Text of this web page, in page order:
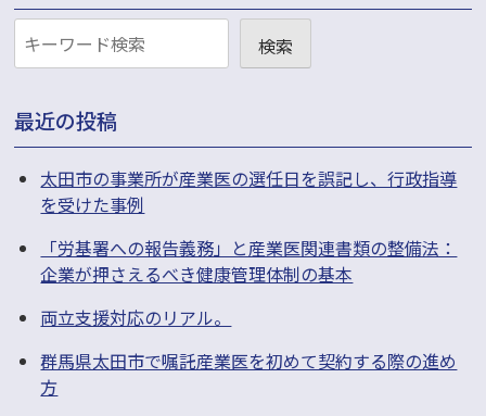
お
知
ら
せ
検
検索
最近の投稿
太田市の事業所が産業医の選任日を誤記し、行政指導
を受けた事例
「労基署への報告義務」と産業医関連書類の整備法：
企業が押さえるべき健康管理体制の基本
両立支援対応のリアル。
群馬県太田市で嘱託産業医を初めて契約する際の進め
方